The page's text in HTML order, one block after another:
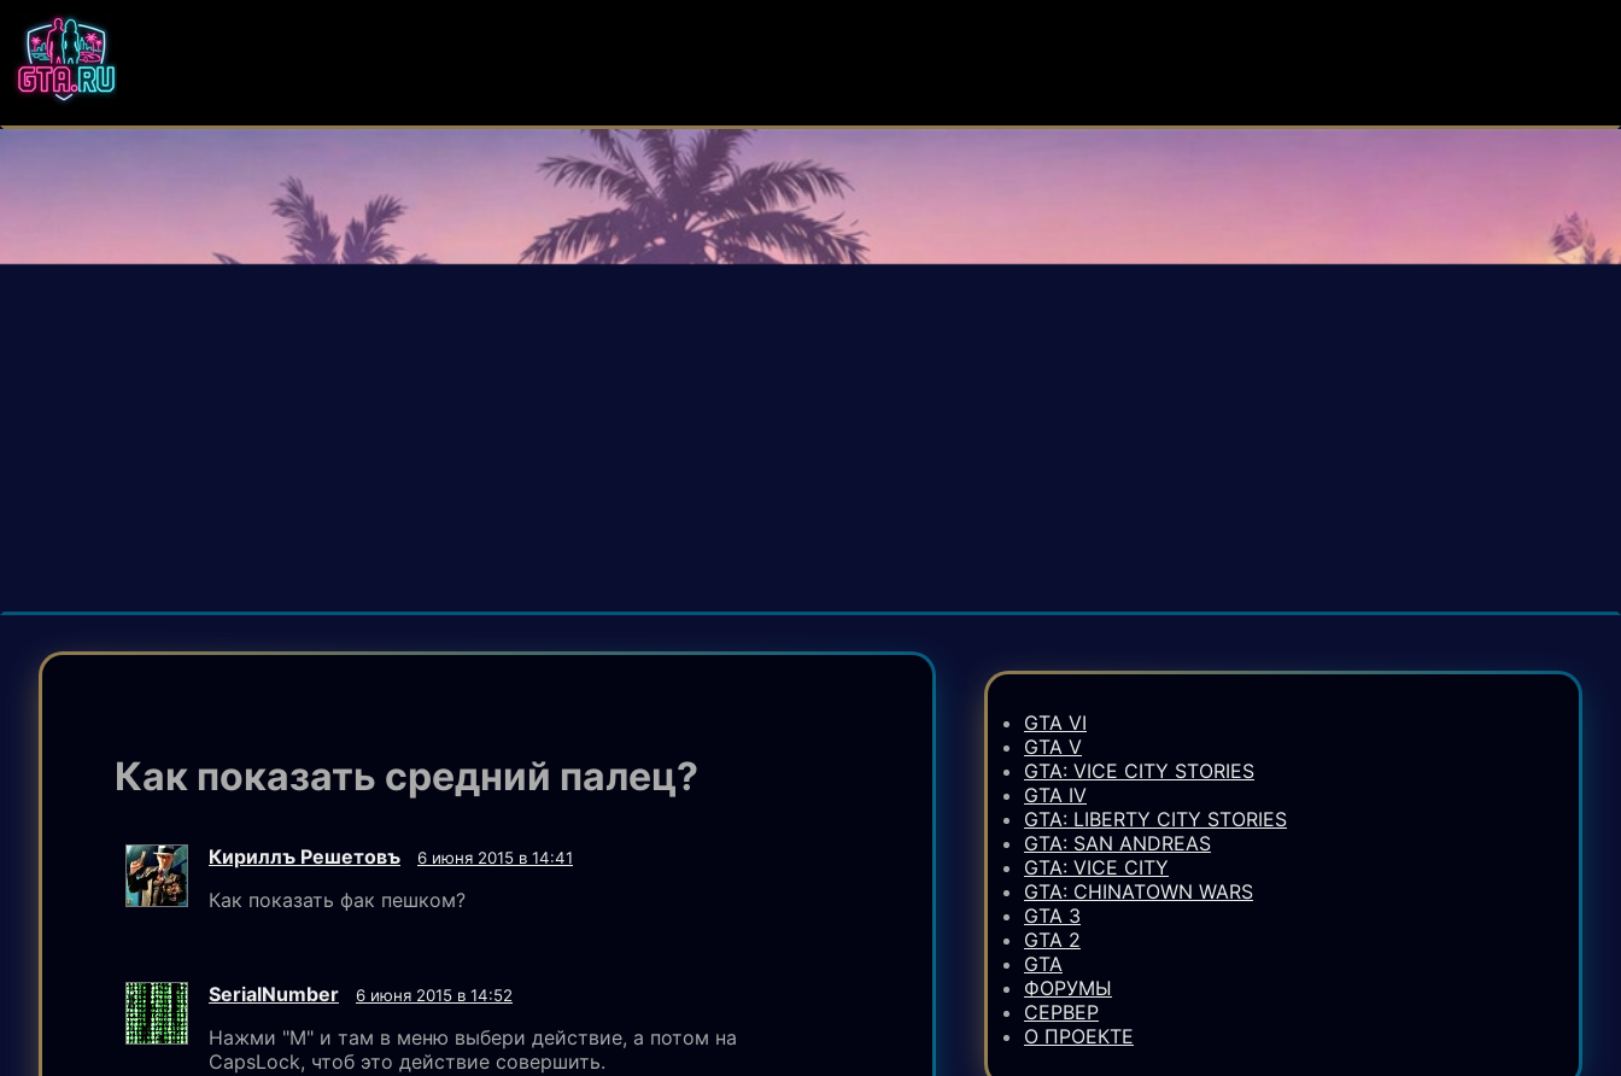
Как показать средний палец?
Кириллъ Решетовъ 6 июня 2015 в 14:41
Как показать фак пешком?
SerialNumber 6 июня 2015 в 14:52
Нажми "M" и там в меню выбери действие, а потом на
CapsLock, чтоб это действие совершить.
GTA VI
GTA V
GTA: VICE CITY STORIES
GTA IV
GTA: LIBERTY CITY STORIES
GTA: SAN ANDREAS
GTA: VICE CITY
GTA: CHINATOWN WARS
GTA 3
GTA 2
GTA
ФОРУМЫ
СЕРВЕР
О ПРОЕКТЕ